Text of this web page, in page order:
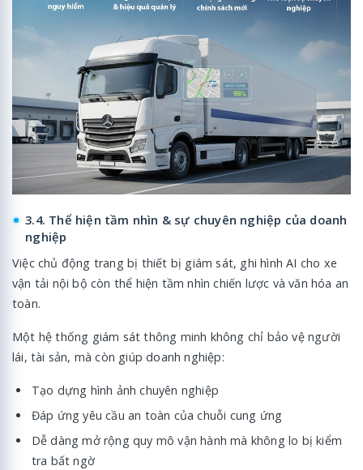
3.4. Thể hiện tầm nhìn & sự chuyên nghiệp của doanh
nghiệp
Việc chủ động trang bị thiết bị giám sát, ghi hình AI cho xe
vận tải nội bộ còn thể hiện tầm nhìn chiến lược và văn hóa an
toàn.
Một hệ thống giám sát thông minh không chỉ bảo vệ người
lái, tài sản, mà còn giúp doanh nghiệp:
Tạo dựng hình ảnh chuyên nghiệp
Đáp ứng yêu cầu an toàn của chuỗi cung ứng
Dễ dàng mở rộng quy mô vận hành mà không lo bị kiểm
tra bất ngờ